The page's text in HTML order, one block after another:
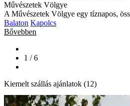
Művészetek Völgye
A Művészetek Völgye egy tíznapos,
Balaton Kapolcs
Bővebben
1 / 6
Kiemelt szállás ajánlatok (12)